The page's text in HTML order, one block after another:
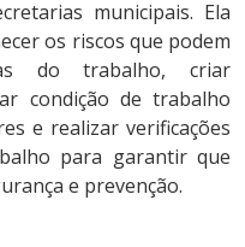
municipais. Ela
os riscos que podem
do trabalho, criar
condição de trabalho
e realizar verificações
para garantir que
e prevenção.